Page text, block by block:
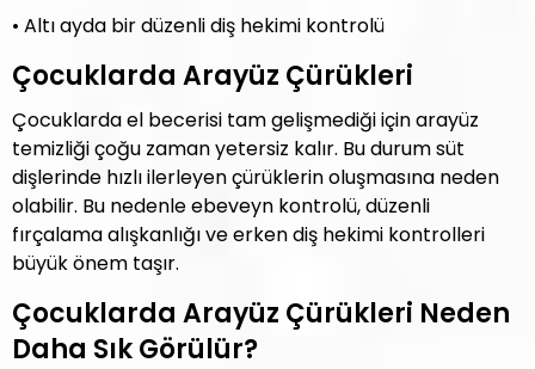
• Altı ayda bir düzenli diş hekimi kontrolü
Çocuklarda Arayüz Çürükleri
Çocuklarda el becerisi tam gelişmediği için arayüz
temizliği çoğu zaman yetersiz kalır. Bu durum süt
dişlerinde hızlı ilerleyen çürüklerin oluşmasına neden
olabilir. Bu nedenle ebeveyn kontrolü, düzenli
fırçalama alışkanlığı ve erken diş hekimi kontrolleri
büyük önem taşır.
Çocuklarda Arayüz Çürükleri Neden
Daha Sık Görülür?